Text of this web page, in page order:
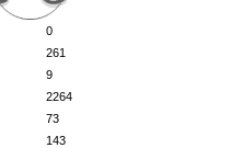
0
261
9
2264
73
143